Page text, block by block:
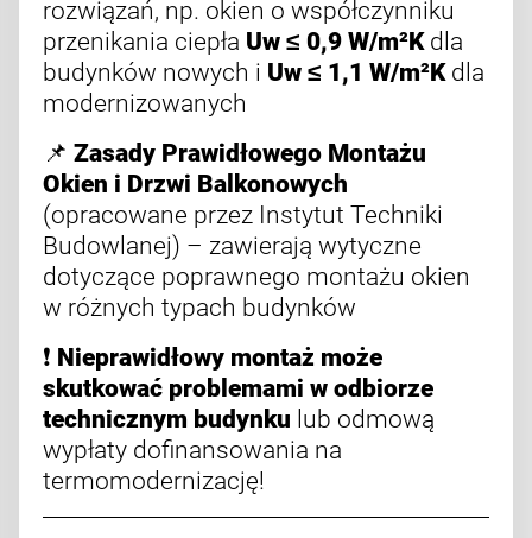
rozwiązań, np. okien o współczynniku
przenikania ciepła Uw ≤ 0,9 W/m²Kdla
budynków nowych i Uw ≤ 1,1 W/m²Kdla
modernizowanych
📌 Zasady Prawidłowego Montażu
Okien i Drzwi Balkonowych
(opracowane przez Instytut Techniki
Budowlanej) – zawierają wytyczne
dotyczące poprawnego montażu okien
w różnych typach budynków
❗ Nieprawidłowy montaż może
skutkować problemami w odbiorze
technicznym budynku lub odmową
wypłaty dofinansowania na
termomodernizację!